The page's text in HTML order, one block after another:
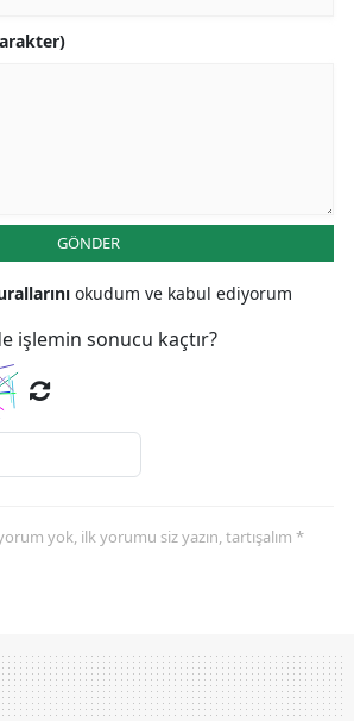
GÖNDER
okudum ve kabul ediyorum
işlemin sonucu kaçtır?
yok, ilk yorumu siz yazın, tartışalım *